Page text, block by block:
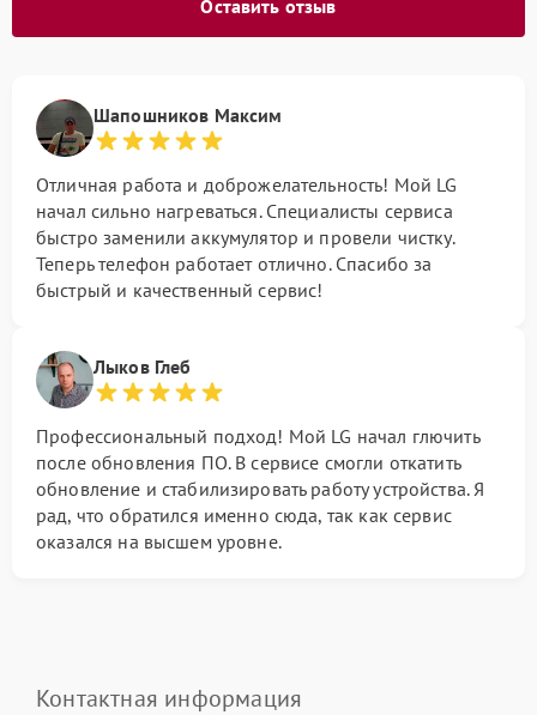
Оставить отзыв
Шапошников Максим
Отличная работа и доброжелательность! Мой LG
начал сильно нагреваться. Специалисты сервиса
быстро заменили аккумулятор и провели чистку.
Теперь телефон работает отлично. Спасибо за
быстрый и качественный сервис!
Лыков Глеб
Профессиональный подход! Мой LG начал глючить
после обновления ПО. В сервисе смогли откатить
обновление и стабилизировать работу устройства. Я
рад, что обратился именно сюда, так как сервис
оказался на высшем уровне.
Контактная информация